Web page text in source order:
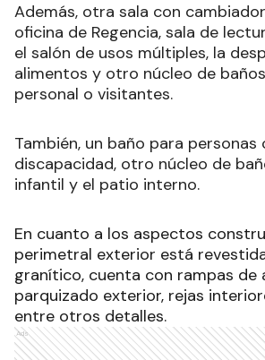
Además, otra sala con
oficina de Regencia, sala de
el salón de usos múltiples, la
alimentos y otro núcleo de
personal o visitantes.
También, un baño para personas
discapacidad, otro núcleo de
infantil y el patio interno.
En cuanto a los aspectos
perimetral exterior está
granítico, cuenta con rampas de
parquizado exterior, rejas
entre otros detalles.
Ads